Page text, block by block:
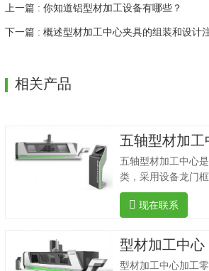
上一篇 : 你知道铝型材加工设备有哪些？
下一篇 : 概述型材加工中心夹具的组装和设计
相关产品
五轴型材加工
五轴型材加工中心
类，采用设备龙门
工方法、五轴五联
钻削.攻丝.雕刻和其
工件。主要用于航
艇船舶.建筑产业.模
现在联系
型材加工中心
型材加工中心加工